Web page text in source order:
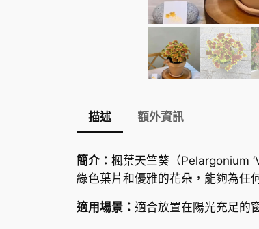
描述 額外資訊
簡介： 楓葉天竺葵（Pelargonium
綠色葉片和優雅的花朵，能夠為任
適用場景： 適合放置在陽光充足的